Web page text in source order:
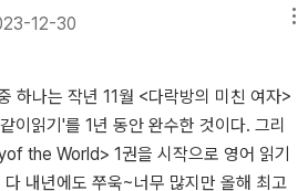
밀러 박사는 “반격은 여성들이 실제로
거일 수도 있지만, 보통 성취가 작을 때,
정도로 충분한 변화가 일어나기 전에 일
치 큰 변화를 앞두고 위협을 느낄 때 반격
포를 이용하는 것 같다.” - 45, 1장 그건
증에 대한 모든 문헌을 검토하고 유전학
요. 알고보니 유명한 분. 아이들 책을 이
다시 사기 (맨 처음 예외 설정할 때 이후
사례 ㅋㅋ )<어린이책 읽는 법>은 몇 년
, 지인에게 줬기 때문에 다시 샀습니다.<
>는 몇 년 전에 전자책으로 읽고 나중에
야지, 했는데 그때가 도래해서 샀습니다.
마음은 상당히 편한데, 그동안 하던 여
되었다 ^^;;에세이 비비언 고닉을 이긴 <
필요악일까?' 라고 생각했는데 '그냥 악'
용만이 아니라 글도 좋았다. 이렇게 글 잘
더 보고 생각하고 하지... 한국 사회 현실
기억에 남는 책.장르를 뭐라 해야할지..
데, 과학이라고 할 수도 있을 것 같다.저
12-30
하나는 작년 11월 <다락방의 미친 여자>
이읽기'를 1년 동안 완수한 것이다. 그리
the World> 1권을 시작으로 영어 읽기
내년에도 쭈욱~너무 많지만 올해 최고